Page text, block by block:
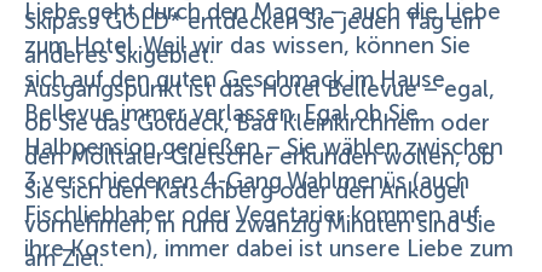
Skipass GOLD* entdecken Sie jeden Tag ein
anderes Skigebiet.
Ausgangspunkt ist das Hotel Bellevue – egal,
ob Sie das Goldeck, Bad Kleinkirchheim oder
den Mölltaler Gletscher erkunden wollen, ob
Sie sich den Katschberg oder den Ankogel
vornehmen, in rund zwanzig Minuten sind Sie
am Ziel.
Liebe geht durch den Magen – auch die Liebe
zum Hotel. Weil wir das wissen, können Sie
sich auf den guten Geschmack im Hause
Bellevue immer verlassen. Egal ob Sie
Halbpension genießen – Sie wählen zwischen
3 verschiedenen 4-Gang Wahlmenüs (auch
Fischliebhaber oder Vegetarier kommen auf
ihre Kosten), immer dabei ist unsere Liebe zum